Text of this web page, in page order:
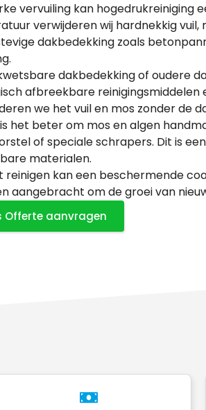
vervuiling kan hogedrukreiniging
verwijderen wij hardnekkig vuil,
dakbedekking zoals
dakbedekking of oudere
afbreekbare reinigingsmiddelen
we het vuil en mos zonder de
het beter om mos en algen
of speciale schrapers. Dit is
materialen.
reinigen kan een beschermende
aangebracht om de groei van
Offerte aanvragen